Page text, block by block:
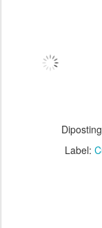
Diposting
Label: